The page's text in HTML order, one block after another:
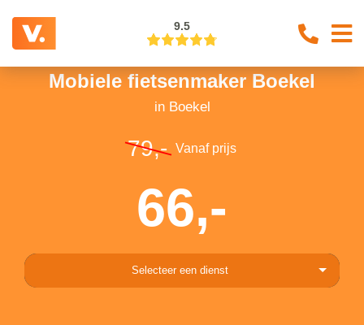
9.5
Mobiele fietsenmaker Boekel
in Boekel
79,- Vanaf prijs
66,-
Selecteer een dienst